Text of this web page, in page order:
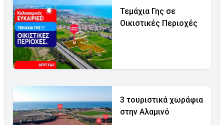
Τεμάχια Γης σε
Οικιστικές Περιοχές
3 τουριστικά χωράφια
στην Αλαμινό